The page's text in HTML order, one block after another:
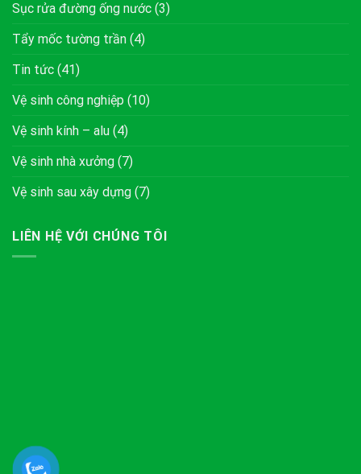
Sục rửa đường ống nước (3)
Tẩy mốc tường trần (4)
Tin tức (41)
Vệ sinh công nghiệp (10)
Vệ sinh kính – alu (4)
Vệ sinh nhà xưởng (7)
Vệ sinh sau xây dựng (7)
LIÊN HỆ VỚI CHÚNG TÔI